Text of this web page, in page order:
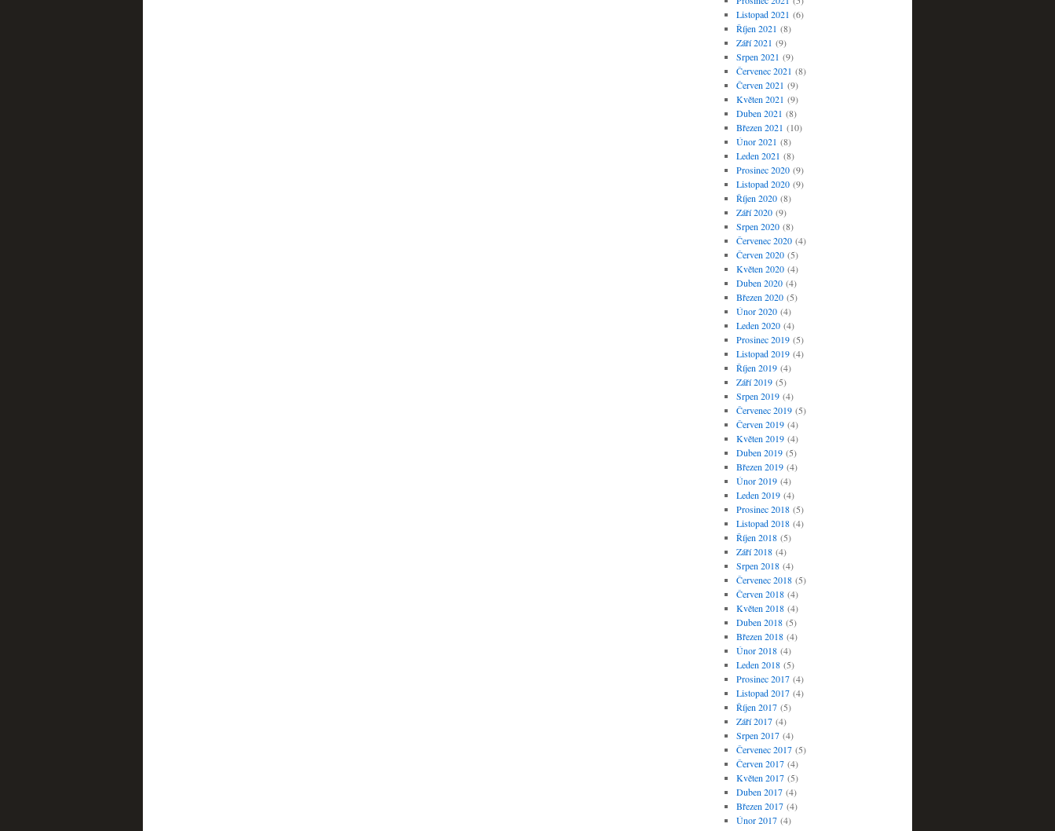
Listopad 2021 (6)
Říjen 2021 (8)
Září 2021 (9)
Srpen 2021 (9)
Červenec 2021 (8)
Červen 2021 (9)
Květen 2021 (9)
Duben 2021 (8)
Březen 2021 (10)
Únor 2021 (8)
Leden 2021 (8)
Prosinec 2020(9)
Listopad 2020(9)
Říjen 2020(8)
Září 2020(9)
Srpen 2020(8)
Červenec 2020(4)
Červen 2020(5)
Květen 2020(4)
Duben 2020(4)
Březen 2020(5)
Únor 2020(4)
Leden 2020(4)
Prosinec 2019(5)
Listopad 2019(4)
Říjen 2019(4)
Září 2019(5)
Srpen 2019(4)
Červenec 2019(5)
Červen 2019(4)
Květen 2019(4)
Duben 2019(5)
Březen 2019(4)
Únor 2019(4)
Leden 2019(4)
Prosinec 2018(5)
Listopad 2018(4)
Říjen 2018(5)
Září 2018(4)
Srpen 2018(4)
Červenec 2018(5)
Červen 2018(4)
Květen 2018(4)
Duben 2018(5)
Březen 2018(4)
Únor 2018(4)
Leden 2018(5)
Prosinec 2017(4)
Listopad 2017(4)
Říjen 2017(5)
Září 2017(4)
Srpen 2017(4)
Červenec 2017(5)
Červen 2017(4)
Květen 2017(5)
Duben 2017(4)
Březen 2017(4)
Únor 2017(4)